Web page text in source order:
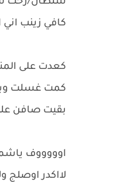
كافي زينب
كعدت على
كمت غسلت
بقيت صافن
اوووووف
لااكدر